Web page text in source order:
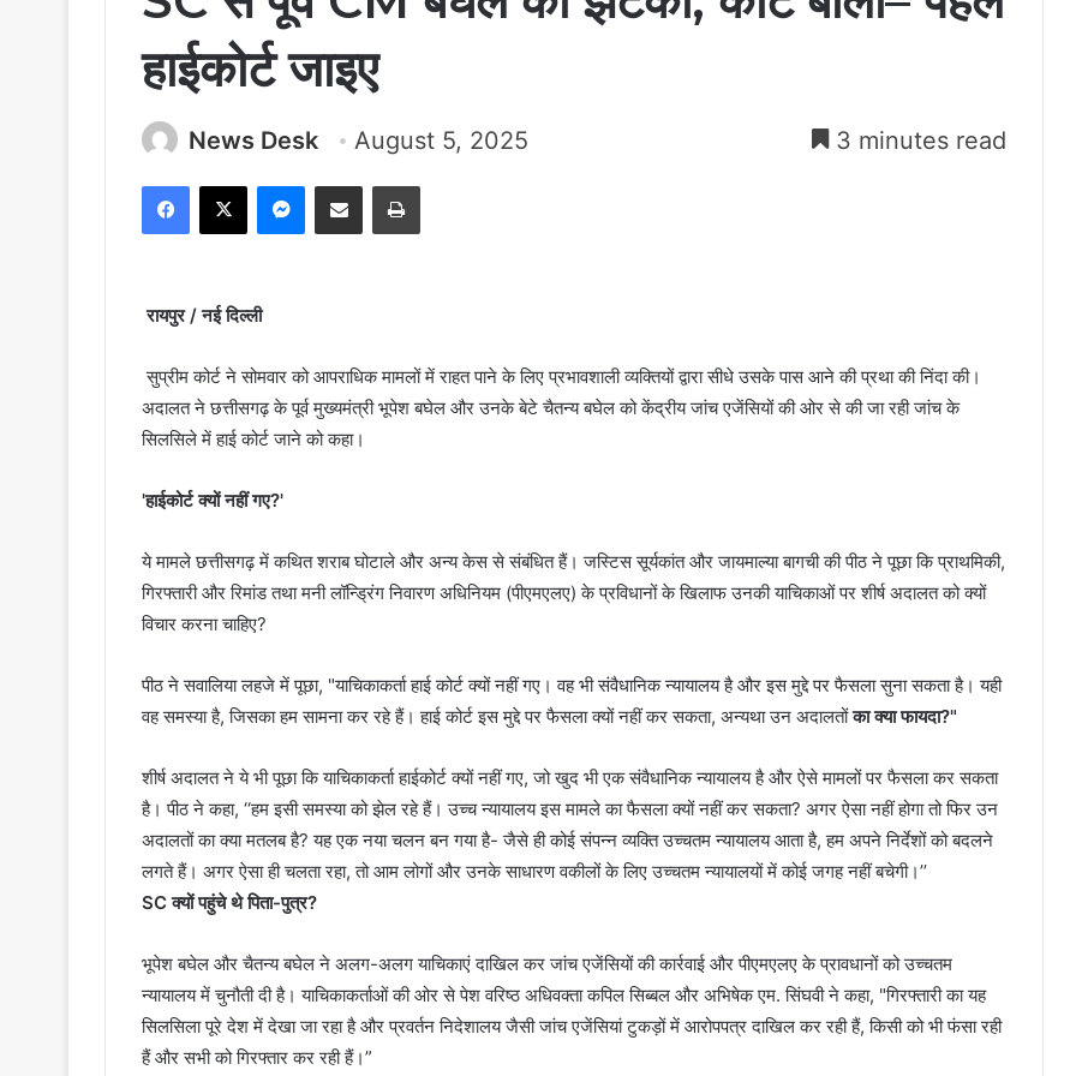
हाईकोर्ट जाइए
News Desk August 5, 2025 3 minutes read
Facebook
X Messenger
Share via Email Print
रायपुर / नई दिल्ली
सुप्रीम कोर्ट ने सोमवार को आपराधिक मामलों में राहत पाने के लिए प्रभावशाली व्यक्तियों द्वारा सीधे उसके पास आने की प्रथा की निंदा की।
अदालत ने छत्तीसगढ़ के पूर्व मुख्यमंत्री भूपेश बघेल और उनके बेटे चैतन्य बघेल को केंद्रीय जांच एजेंसियों की ओर से की जा रही जांच के
सिलसिले में हाई कोर्ट जाने को कहा।
'हाईकोर्ट क्यों नहीं गए?'
ये मामले छत्तीसगढ़ में कथित शराब घोटाले और अन्य केस से संबंधित हैं। जस्टिस सूर्यकांत और जायमाल्या बागची की पीठ ने पूछा कि प्राथमिकी,
गिरफ्तारी और रिमांड तथा मनी लॉन्ड्रिंग निवारण अधिनियम (पीएमएलए) के प्रविधानों के खिलाफ उनकी याचिकाओं पर शीर्ष अदालत को क्यों
विचार करना चाहिए?
पीठ ने सवालिया लहजे में पूछा, "याचिकाकर्ता हाई कोर्ट क्यों नहीं गए। वह भी संवैधानिक न्यायालय है और इस मुद्दे पर फैसला सुना सकता है। यही
वह समस्या है, जिसका हम सामना कर रहे हैं। हाई कोर्ट इस मुद्दे पर फैसला क्यों नहीं कर सकता, अन्यथा उन अदालतोंका क्या फायदा?"
शीर्ष अदालत ने ये भी पूछा कि याचिकाकर्ता हाईकोर्ट क्यों नहीं गए, जो खुद भी एक संवैधानिक न्यायालय है और ऐसे मामलों पर फैसला कर सकता
है। पीठ ने कहा, ‘‘हम इसी समस्या को झेल रहे हैं। उच्च न्यायालय इस मामले का फैसला क्यों नहीं कर सकता? अगर ऐसा नहीं होगा तो फिर उन
अदालतों का क्या मतलब है? यह एक नया चलन बन गया है- जैसे ही कोई संपन्न व्यक्ति उच्चतम न्यायालय आता है, हम अपने निर्देशों को बदलने
लगते हैं। अगर ऐसा ही चलता रहा, तो आम लोगों और उनके साधारण वकीलों के लिए उच्चतम न्यायालयों में कोई जगह नहीं बचेगी।’’
SC क्यों पहुंचे थे पिता-पुत्र?
भूपेश बघेल और चैतन्य बघेल ने अलग-अलग याचिकाएं दाखिल कर जांच एजेंसियों की कार्रवाई और पीएमएलए के प्रावधानों को उच्चतम
न्यायालय में चुनौती दी है। याचिकाकर्ताओं की ओर से पेश वरिष्ठ अधिवक्ता कपिल सिब्बल और अभिषेक एम. सिंघवी ने कहा, "गिरफ्तारी का यह
सिलसिला पूरे देश में देखा जा रहा है और प्रवर्तन निदेशालय जैसी जांच एजेंसियां टुकड़ों में आरोपपत्र दाखिल कर रही हैं, किसी को भी फंसा रही
हैं और सभी को गिरफ्तार कर रही हैं।”